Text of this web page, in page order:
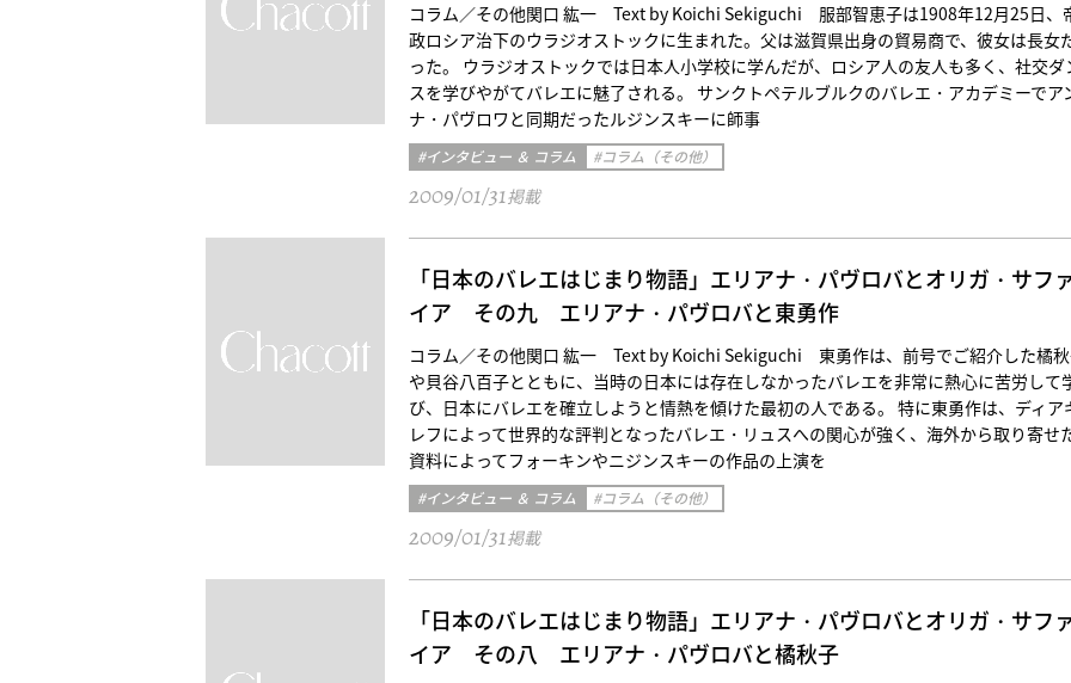
コラム／その他関口 紘一 Text by Koichi Sekiguchi 服部智恵子は1908年12月25日、
政ロシア治下のウラジオストックに生まれた。父は滋賀県出身の貿易商で、彼女は長女
った。 ウラジオストックでは日本人小学校に学んだが、ロシア人の友人も多く、社交ダ
スを学びやがてバレエに魅了される。 サンクトペテルブルクのバレエ・アカデミーでア
ナ・パヴロワと同期だったルジンスキーに師事
#インタビュー ＆ コラム #コラム（その他）
2009/01/31掲載
「日本のバレエはじまり物語」エリアナ・パヴロバとオリガ・サフ
イア その九 エリアナ・パヴロバと東勇作
コラム／その他関口 紘一 Text by Koichi Sekiguchi 東勇作は、前号でご紹介した橘
や貝谷八百子とともに、当時の日本には存在しなかったバレエを非常に熱心に苦労して
び、日本にバレエを確立しようと情熱を傾けた最初の人である。 特に東勇作は、ディア
レフによって世界的な評判となったバレエ・リュスへの関心が強く、海外から取り寄せ
資料によってフォーキンやニジンスキーの作品の上演を
#インタビュー ＆ コラム #コラム（その他）
2009/01/31掲載
「日本のバレエはじまり物語」エリアナ・パヴロバとオリガ・サフ
イア その八 エリアナ・パヴロバと橘秋子